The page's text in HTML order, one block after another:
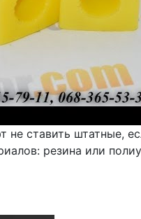
не ставить штатные,
резина или